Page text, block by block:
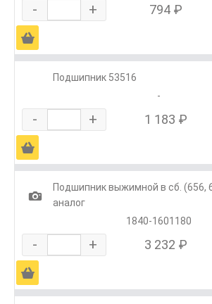
- + 794 ₽
Ä
Подшипник 53516
-
- + 1 183 ₽
Ä
1
Подшипник выжимной в сб. (656,
аналог
1840-1601180
- + 3 232 ₽
Ä